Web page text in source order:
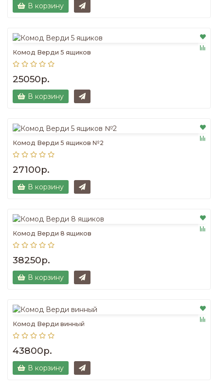
В корзину
Комод Верди 5 ящиков
25050р.
В корзину
Комод Верди 5 ящиков №2
27100р.
В корзину
Комод Верди 8 ящиков
38250р.
В корзину
Комод Верди винный
43800р.
В корзину